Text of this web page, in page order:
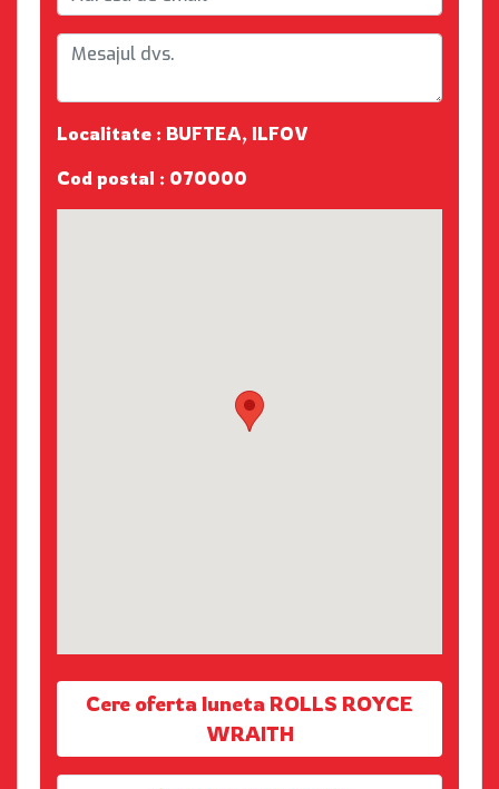
Localitate : BUFTEA, ILFOV
Cod postal : 070000
Cere oferta luneta ROLLS ROYCE
WRAITH